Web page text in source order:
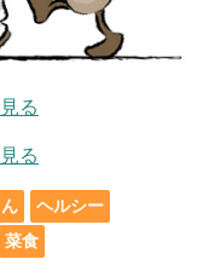
る
る
ヘルシー
菜食